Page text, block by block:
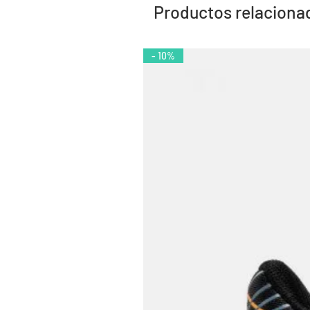
Productos
- 10%